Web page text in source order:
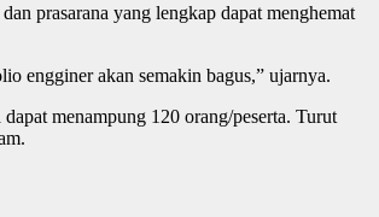
prasarana yang lengkap dapat menghemat
engginer akan semakin bagus,” ujarnya.
menampung 120 orang/peserta. Turut